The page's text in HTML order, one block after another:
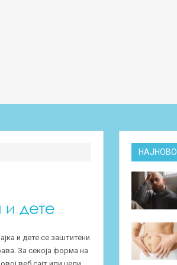
и дете се заштитени
За секоја форма на
НАЈНОВО